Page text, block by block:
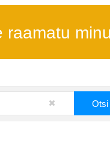
raamatu